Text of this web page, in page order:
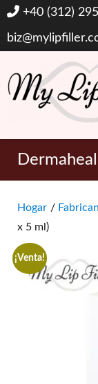
+40 (312)
Mi relleno
Hogar /
x 5 ml)
¡Venta!